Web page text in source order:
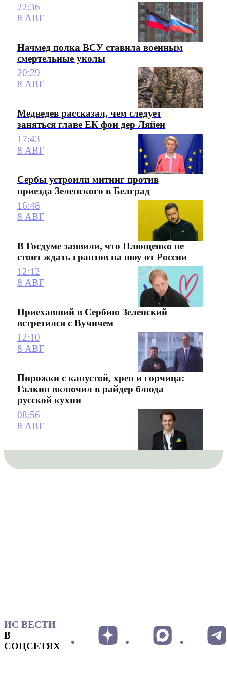
22:36
8 АВГ
Начмед полка ВСУ ставила военным
смертельные уколы
20:29
8 АВГ
Медведев рассказал, чем следует
заняться главе ЕК фон дер Ляйен
17:43
8 АВГ
Сербы устроили митинг против
приезда Зеленского в Белград
16:48
8 АВГ
В Госдуме заявили, что Плющенко не
стоит ждать грантов на шоу от России
12:12
8 АВГ
Приехавший в Сербию Зеленский
встретился с Вучичем
12:10
8 АВГ
Пирожки с капустой, хрен и горчица:
Галкин включил в райдер блюда
русской кухни
08:56
8 АВГ
ИС ВЕСТИ
В
СОЦСЕТЯХ